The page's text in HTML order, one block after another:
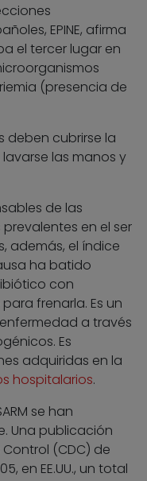
EPINE, afirma
el tercer lugar en
(presencia de
deben cubrirse la
las manos y
de las
en el ser
además, el índice
ha batido
con
frenarla. Es un
a través
Es
adquiridas en la
hospitalarios.
se han
Una publicación
(CDC) de
en EE.UU., un total